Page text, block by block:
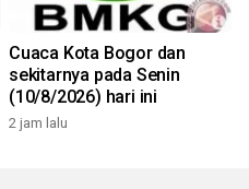
Cuaca Kota Bogor dan
sekitarnya pada Senin
(10/8/2026) hari ini
2 jam lalu